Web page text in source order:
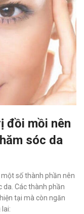
đồi mồi nên
sóc da
số thành phần nên
Các thành phần
tại mà còn ngăn